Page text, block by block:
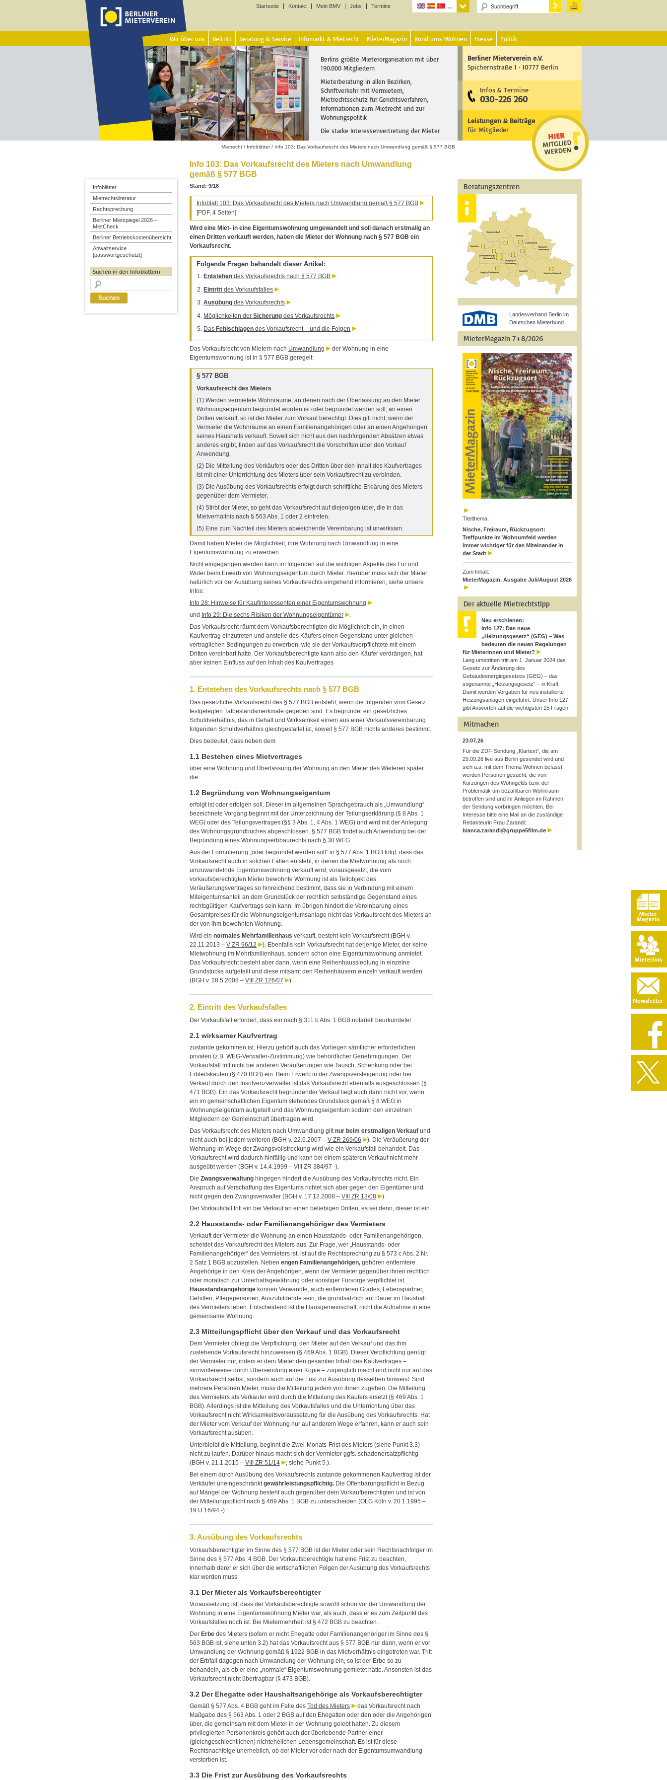
Startseite Kontakt Mein BMV Jobs Termine
Wir über uns Beitritt Beratung & Service Infomarkt & Mietrecht MieterMagazin Rund ums Wohnen Presse Politik
Berlins größte Mieterorganisation mit über
190.000 Mitgliedern
Mieterberatung in allen Bezirken,
Schriftverkehr mit Vermietern,
Mietrechtsschutz für Gerichtsverfahren,
Informationen zum Mietrecht und zur
Wohnungspolitik
Die starke Interessenvertretung der Mieter
Berliner Mieterverein e.V.
Spichernstraße 1 · 10777 Berlin
Infos & Termine
030-226 260
Leistungen & Beiträge
für Mitglieder
Mietrecht / Infoblätter / Info 103: Das Vorkaufsrecht des Mieters nach Umwandlung gemäß § 577 BGB
Info 103: Das Vorkaufsrecht des Mieters nach Umwandlung
gemäß § 577 BGB
Stand: 9/16
Infoblatt 103: Das Vorkaufsrecht des Mieters nach Umwandlung gemäß § 577 BGB
[PDF, 4 Seiten]
Wird eine Miet- in eine Eigentumswohnung umgewandelt und soll danach erstmalig an
einen Dritten verkauft werden, haben die Mieter der Wohnung nach § 577 BGB ein
Vorkaufsrecht.
Folgende Fragen behandelt dieser Artikel:
Entstehen des Vorkaufsrechts nach § 577 BGB
Eintritt des Vorkaufsfalles
Ausübung des Vorkaufsrechts
Möglichkeiten derSicherung des Vorkaufsrechts
Das Fehlschlagen des Vorkaufsrecht – und die Folgen
Das Vorkaufsrecht von Mietern nach Umwandlung
der Wohnung in eine
Eigentumswohnung ist in § 577 BGB geregelt:
§ 577 BGB
Vorkaufsrecht des Mieters
(1) Werden vermietete Wohnräume, an denen nach der Überlassung an den Mieter
Wohnungseigentum begründet worden ist oder begründet werden soll, an einen
Dritten verkauft, so ist der Mieter zum Vorkauf berechtigt. Dies gilt nicht, wenn der
Vermieter die Wohnräume an einen Familienangehörigen oder an einen Angehörigen
seines Haushalts verkauft. Soweit sich nicht aus den nachfolgenden Absätzen etwas
anderes ergibt, finden auf das Vorkaufsrecht die Vorschriften über den Vorkauf
Anwendung.
(2) Die Mitteilung des Verkäufers oder des Dritten über den Inhalt des Kaufvertrages
ist mit einer Unterrichtung des Mieters über sein Vorkaufsrecht zu verbinden.
(3) Die Ausübung des Vorkaufsrechts erfolgt durch schriftliche Erklärung des Mieters
gegenüber dem Vermieter.
(4) Stirbt der Mieter, so geht das Vorkaufsrecht auf diejenigen über, die in das
Mietverhältnis nach § 563 Abs. 1 oder 2 eintreten.
(5) Eine zum Nachteil des Mieters abweichende Vereinbarung ist unwirksam.
Damit haben Mieter die Möglichkeit, ihre Wohnung nach Umwandlung in eine
Eigentumswohnung zu erwerben.
Nicht eingegangen werden kann im folgenden auf die wichtigen Aspekte des Für und
Wider beim Erwerb von Wohnungseigentum durch Mieter. Hierüber muss sich der Mieter
natürlich vor der Ausübung seines Vorkaufsrechts eingehend informieren, siehe unsere
Infos:
Info 28: Hinweise für Kaufinteressenten einer Eigentumswohnung
und Info 29: Die sechs Risiken der Wohnungseigentümer
Das Vorkaufsrecht räumt dem Vorkaufsberechtigten die Möglichkeit ein, in einen
Kaufvertrag einzutreten und anstelle des Käufers einen Gegenstand unter gleichen
vertraglichen Bedingungen zu erwerben, wie sie der Vorkaufsverpflichtete mit einem
Dritten vereinbart hatte. Der Vorkaufsberechtigte kann also den Käufer verdrängen, hat
aber keinen Einfluss auf den Inhalt des Kaufvertrages
1. Entstehen des Vorkaufsrechts nach § 577 BGB
Das gesetzliche Vorkaufsrecht des § 577 BGB entsteht, wenn die folgenden vom Gesetz
festgelegten Tatbestandsmerkmale gegeben sind. Es begründet ein gesetzliches
Schuldverhältnis, das in Gehalt und Wirksamkeit einem aus einer Vorkaufsvereinbarung
folgenden Schuldverhältnis gleichgestaltet ist, soweit § 577 BGB nichts anderes bestimmt.
Dies bedeutet, dass neben dem
1.1 Bestehen eines Mietvertrages
über eine Wohnung und Überlassung der Wohnung an den Mieter des Weiteren später
die
1.2 Begründung von Wohnungseigentum
erfolgt ist oder erfolgen soll. Dieser im allgemeinen Sprachgebrauch als „Umwandlung“
bezeichnete Vorgang beginnt mit der Unterzeichnung der Teilungserklärung (§ 8 Abs. 1
WEG) oder des Teilungsvertrages (§§ 3 Abs. 1, 4 Abs. 1 WEG) und wird mit der Anlegung
des Wohnungsgrundbuches abgeschlossen. § 577 BGB findet auch Anwendung bei der
Begründung eines Wohnungserbbaurechts nach § 30 WEG.
Aus der Formulierung „oder begründet werden soll“ in § 577 Abs. 1 BGB folgt, dass das
Vorkaufsrecht auch in solchen Fällen entsteht, in denen die Mietwohnung als noch
umzuwandelnde Eigentumswohnung verkauft wird, vorausgesetzt, die vom
vorkaufsberechtigten Mieter bewohnte Wohnung ist als Teilobjekt des
Veräußerungsvertrages so hinreichend bestimmt, dass sie in Verbindung mit einem
Miteigentumsanteil an dem Grundstück der rechtlich selbständige Gegenstand eines
rechtsgültigen Kaufvertrags sein kann. Im übrigen hindert die Vereinbarung eines
Gesamtpreises für die Wohnungseigentumsanlage nicht das Vorkaufsrecht des Mieters an
der von ihm bewohnten Wohnung.
Wird ein normales Mehrfamilienhaus verkauft, besteht kein Vorkaufsrecht (BGH v.
22.11.2013 – V ZR 96/12
). Ebenfalls kein Vorkaufsrecht hat derjenige Mieter, der keine
Mietwohnung im Mehrfamilienhaus, sondern schon eine Eigentumswohnung anmietet.
Das Vorkaufsrecht besteht aber dann, wenn eine Reihenhaussiedlung in einzelne
Grundstücke aufgeteilt und diese mitsamt den Reihenhäusern einzeln verkauft werden
(BGH v. 28.5.2008 – VIII ZR 126/07 ).
2. Eintritt des Vorkaufsfalles
Der Vorkaufsfall erfordert, dass ein nach § 311 b Abs. 1 BGB notariell beurkundeter
2.1 wirksamer Kaufvertrag
zustande gekommen ist. Hierzu gehört auch das Vorliegen sämtlicher erforderlichen
privaten (z.B. WEG-Verwalter-Zustimmung) wie behördlicher Genehmigungen. Der
Vorkaufsfall tritt nicht bei anderen Veräußerungen wie Tausch, Schenkung oder bei
Erbteilskäufen (§ 470 BGB) ein. Beim Erwerb in der Zwangsversteigerung oder bei
Verkauf durch den Insolvenzverwalter ist das Vorkaufsrecht ebenfalls ausgeschlossen (§
471 BGB). Ein das Vorkaufsrecht begründender Verkauf liegt auch dann nicht vor, wenn
ein im gemeinschaftlichen Eigentum stehendes Grundstück gemäß § 8 WEG in
Wohnungseigentum aufgeteilt und das Wohnungseigentum sodann den einzelnen
Mitgliedern der Gemeinschaft übertragen wird.
Das Vorkaufsrecht des Mieters nach Umwandlung gilt nur beim erstmaligen Verkauf und
nicht auch bei jedem weiteren (BGH v. 22.6.2007 – V ZR 269/06
). Die Veräußerung der
Wohnung im Wege der Zwangsvollstreckung wird wie ein Verkaufsfall behandelt. Das
Vorkaufsrecht wird dadurch hinfällig und kann bei einem späteren Verkauf nicht mehr
ausgeübt werden (BGH v. 14.4.1999 – VIII ZR 384/97 -).
Die Zwangsverwaltung hingegen hindert die Ausübung des Vorkaufsrechts nicht. Ein
Anspruch auf Verschaffung des Eigentums richtet sich aber gegen den Eigentümer und
nicht gegen den Zwangsverwalter (BGH v. 17.12.2008 – VIII ZR 13/08
).
Der Vorkaufsfall tritt ein bei Verkauf an einen beliebigen Dritten, es sei denn, dieser ist ein
2.2 Hausstands- oder Familienangehöriger des Vermieters
Verkauft der Vermieter die Wohnung an einen Hausstands- oder Familienangehörigen,
scheidet das Vorkaufsrecht des Mieters aus. Zur Frage, wer „Hausstands- oder
Familienangehöriger“ des Vermieters ist, ist auf die Rechtsprechung zu § 573 c Abs. 2 Nr.
2 Satz 1 BGB abzustellen. Neben engen Familienangehörigen, gehören entferntere
Angehörige in den Kreis der Angehörigen, wenn der Vermieter gegenüber ihnen rechtlich
oder moralisch zur Unterhaltsgewährung oder sonstiger Fürsorge verpflichtet ist.
Hausstandsangehörige können Verwandte, auch entfernteren Grades, Lebenspartner,
Gehilfen, Pflegepersonen, Auszubildende sein, die grundsätzlich auf Dauer im Haushalt
des Vermieters leben. Entscheidend ist die Hausgemeinschaft, nicht die Aufnahme in eine
gemeinsame Wohnung.
2.3 Mitteilungspflicht über den Verkauf und das Vorkaufsrecht
Dem Vermieter obliegt die Verpflichtung, den Mieter auf den Verkauf und das ihm
zustehende Vorkaufsrecht hinzuweisen (§ 469 Abs. 1 BGB). Dieser Verpflichtung genügt
der Vermieter nur, indem er dem Mieter den gesamten Inhalt des Kaufvertrages –
sinnvollerweise durch Übersendung einer Kopie – zugänglich macht und nicht nur auf das
Vorkaufsrecht selbst, sondern auch auf die Frist zur Ausübung desselben hinweist. Sind
mehrere Personen Mieter, muss die Mitteilung jedem von ihnen zugehen. Die Mitteilung
des Vermieters als Verkäufer wird durch die Mitteilung des Käufers ersetzt (§ 469 Abs. 1
BGB). Allerdings ist die Mitteilung des Vorkaufsfalles und die Unterrichtung über das
Vorkaufsrecht nicht Wirksamkeitsvoraussetzung für die Ausübung des Vorkaufsrechts. Hat
der Mieter vom Verkauf der Wohnung nur auf anderem Wege erfahren, kann er auch sein
Vorkaufsrecht ausüben.
Unterbleibt die Mitteilung, beginnt die Zwei-Monats-Frist des Mieters (siehe Punkt 3.3)
nicht zu laufen. Darüber hinaus macht sich der Vermieter ggfs. schadenersatzpflichtig
(BGH v. 21.1.2015 – VIII ZR 51/14
; siehe Punkt 5.).
Bei einem durch Ausübung des Vorkaufsrechts zustande gekommenen Kaufvertrag ist der
Verkäufer uneingeschränkt gewährleistungspflichtig. Die Offenbarungspflicht in Bezug
auf Mängel der Wohnung besteht auch gegenüber dem Vorkaufberechtigten und ist von
der Mitteilungspflicht nach § 469 Abs. 1 BGB zu unterscheiden (OLG Köln v. 20.1.1995 –
19 U 16/94 -).
3. Ausübung des Vorkaufsrechts
Vorkaufsberechtigter im Sinne des § 577 BGB ist der Mieter oder sein Rechtsnachfolger im
Sinne des § 577 Abs. 4 BGB. Der Vorkaufsberechtigte hat eine Frist zu beachten,
innerhalb derer er sich über die wirtschaftlichen Folgen der Ausübung des Vorkaufsrechts
klar werden muss:
3.1 Der Mieter als Vorkaufsberechtigter
Voraussetzung ist, dass der Vorkaufsberechtigte sowohl schon vor der Umwandlung der
Wohnung in eine Eigentumswohnung Mieter war, als auch, dass er es zum Zeitpunkt des
Vorkaufsfalles noch ist. Bei Mietermehrheit ist § 472 BGB zu beachten.
Der Erbe des Mieters (sofern er nicht Ehegatte oder Familienangehöriger im Sinne des §
563 BGB ist, siehe unten 3.2) hat das Vorkaufsrecht aus § 577 BGB nur dann, wenn er vor
Umwandlung der Wohnung gemäß § 1922 BGB in das Mietverhältnis eingetreten war. Tritt
der Erbfall dagegen nach Umwandlung der Wohnung ein, so ist der Erbe so zu
behandeln, als ob er eine „normale“ Eigentumswohnung gemietet hätte. Ansonsten ist das
Vorkaufsrecht nicht übertragbar (§ 473 BGB).
3.2 Der Ehegatte oder Haushaltsangehörige als Vorkaufsberechtigter
Gemäß § 577 Abs. 4 BGB geht im Falle des Tod des Mieters
das Vorkaufsrecht nach
Maßgabe des § 563 Abs. 1 oder 2 BGB auf den Ehegatten oder den oder die Angehörigen
über, die gemeinsam mit dem Mieter in der Wohnung gelebt hatten. Zu diesem
privilegierten Personenkreis gehört auch der überlebende Partner einer
(gleichgeschlechtlichen) nichtehelichen Lebensgemeinschaft. Es ist für diese
Rechtsnachfolge unerheblich, ob der Mieter vor oder nach der Eigentumsumwandlung
verstorben ist.
3.3 Die Frist zur Ausübung des Vorkaufsrechts
Beratungszentren
Landesverband Berlin im
Deutschen Mieterbund
MieterMagazin 7+8/2026
Titelthema:
Nische, Freiraum, Rückzugsort:
Treffpunkte im Wohnumfeld werden
immer wichtiger für das Miteinander in
der Stadt
Zum Inhalt:
MieterMagazin, Ausgabe Juli/August 2026
Der aktuelle Mietrechtstipp
Neu erschienen:
Info 127: Das neue
„Heizungsgesetz“ (GEG) – Was
bedeuten die neuen Regelungen
für Mieterinnen und Mieter?
Lang umstritten tritt am 1. Januar 2024 das
Gesetz zur Änderung des
Gebäudeenergiegesetzes (GEG) – das
sogenannte „Heizungsgesetz“ – in Kraft.
Damit werden Vorgaben für neu installierte
Heizungsanlagen eingeführt. Unser Info 127
gibt Antworten auf die wichtigsten 15 Fragen.
Mitmachen
23.07.26
Für die ZDF-Sendung „Klartext“, die am
29.09.26 live aus Berlin gesendet wird und
sich u.a. mit dem Thema Wohnen befasst,
werden Personen gesucht, die von
Kürzungen des Wohngelds bzw. der
Problematik um bezahlbaren Wohnraum
betroffen sind und ihr Anliegen im Rahmen
der Sendung vorbringen möchten. Bei
Interesse bitte eine Mail an die zuständige
Redakteurin Frau Zarandi:
bianca.zarandi@gruppe5film.de
Infoblätter
Mietrechtsliteratur
Rechtsprechung
Berliner Mietspiegel 2026 –
MietCheck
Berliner Betriebskostenübersicht
Anwaltservice
[passwortgeschützt]
Suchen in den Infoblättern